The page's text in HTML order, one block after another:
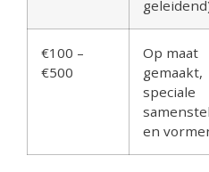
€100 –
€500
Op maat
gemaakt,
speciale
en